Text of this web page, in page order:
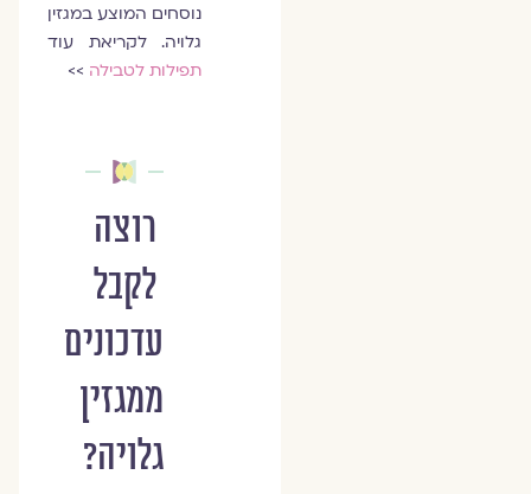
נוסחים המוצע במגזין
גלויה. לקריאת עוד
תפילות לטבילה>>
רוצה
לקבל
עדכונים
ממגזין
גלויה?